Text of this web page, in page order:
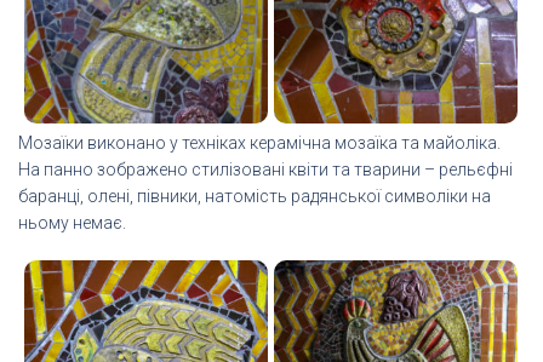
Мозаїки виконано у техніках керамічна мозаїка та майоліка.
На панно зображено стилізовані квіти та тварини – рельєфні
баранці, олені, півники, натомість радянської символіки на
ньому немає.